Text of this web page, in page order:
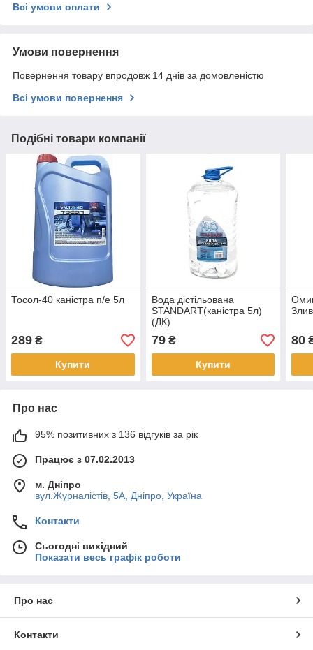
Всі умови оплати
Умови повернення
Повернення товару впродовж 14 днів за домовленістю
Всі умови повернення
Подібні товари компанії
Тосол-40 каністра п/е 5л
289 ₴
Купити
Вода дістільована
STANDART(каністра 5л)
(ДК)
79₴
Купити
80
Про нас
95% позитивних з 136 відгуків за рік
Працює з 07.02.2013
м. Дніпро
вул.Журналістів, 5А, Дніпро, Україна
Контакти
Сьогодні вихідний
Показати весь графік роботи
Про нас
Контакти